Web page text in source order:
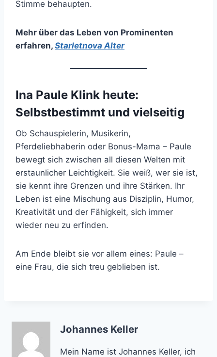
Stimme behaupten.
Mehr über das Leben von Prominenten
erfahren, Starletnova Alter
Ina Paule Klink heute:
Selbstbestimmt und vielseitig
Ob Schauspielerin, Musikerin,
Pferdeliebhaberin oder Bonus-Mama – Paule
bewegt sich zwischen all diesen Welten mit
erstaunlicher Leichtigkeit. Sie weiß, wer sie ist,
sie kennt ihre Grenzen und ihre Stärken. Ihr
Leben ist eine Mischung aus Disziplin, Humor,
Kreativität und der Fähigkeit, sich immer
wieder neu zu erfinden.
Am Ende bleibt sie vor allem eines: Paule –
eine Frau, die sich treu geblieben ist.
Johannes Keller
Mein Name ist Johannes Keller, ich